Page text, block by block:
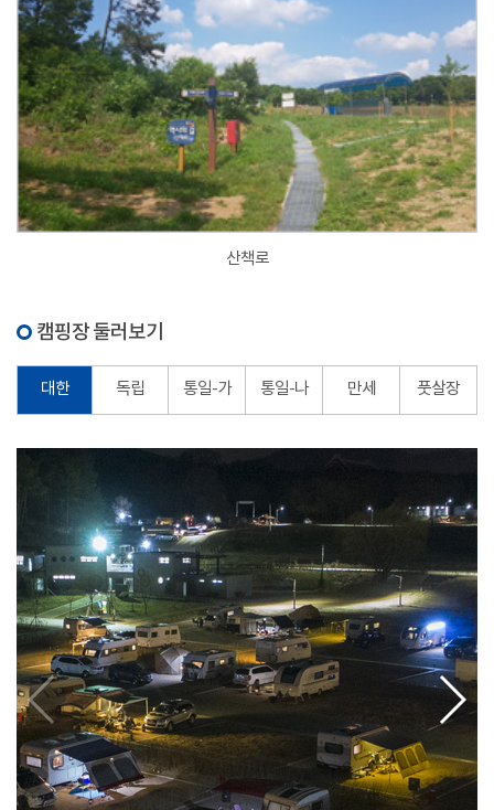
산책로
캠핑장 둘러보기
대한 독립 통일-가 통일-나 만세 풋살장